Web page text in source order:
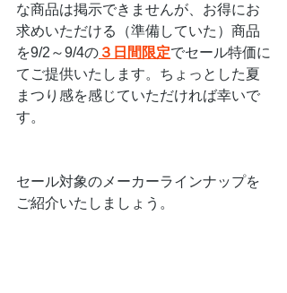
な商品は掲示できませんが、お得にお
求めいただける（準備していた）商品
を9/2～9/4の ３日間限定でセール特価に
てご提供いたします。ちょっとした夏
まつり感を感じていただければ幸いで
す。
セール対象のメーカーラインナップを
ご紹介いたしましょう。